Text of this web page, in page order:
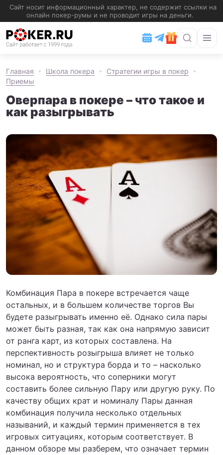
Главная Школа покера
Стратегии игры в покер
Приемы
Оверпара в покере – что такое и
как разыгрывать
Комбинация Пара в покере встречается чаще
остальных, и в большем количестве торгов Вы
будете разыгрывать именно её. Однако сила пары
может быть разная, так как она напрямую зависит
от ранга карт, из которых составлена. На
перспективность розыгрыша влияет не только
номинал, но и структура борда и то – насколько
высока вероятность, что соперники могут
составить более сильную Пару или другую руку. По
качеству общих крат и номиналу Пары данная
комбинация получила несколько отдельных
называний, и каждый термин применяется в тех
игровых ситуациях, которым соответствует. В
данном обзоре мы разберем, что означает термин